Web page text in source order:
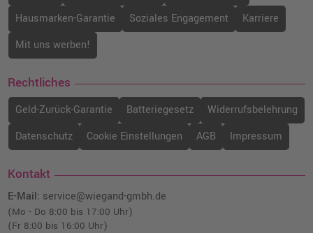
Hausmarken-Garantie
Soziales Engagement
Karriere
Mit uns werben!
Rechtliches
Geld-Zurück-Garantie Batteriegesetz
Widerrufsbelehrung
Datenschutz
Cookie Einstellungen AGB Impressum
Kontakt
E-Mail: service@wiegand-gmbh.de
(Mo - Do 8:00 bis 17:00 Uhr)
(Fr 8:00 bis 16:00 Uhr)